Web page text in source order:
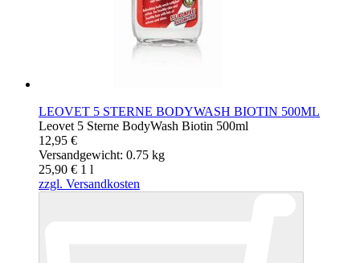
LEOVET 5 STERNE BODYWASH BIOTIN 500ML
Leovet 5 Sterne BodyWash Biotin 500ml
12,95 €
Versandgewicht: 0.75 kg
25,90 € 1 l
zzgl. Versandkosten